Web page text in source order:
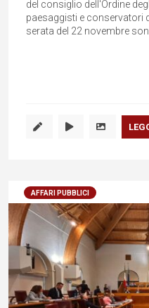
del consiglio dell'Ordine
paesaggisti e conservatori
serata del 22 novembre
AFFARI PUBBLICI